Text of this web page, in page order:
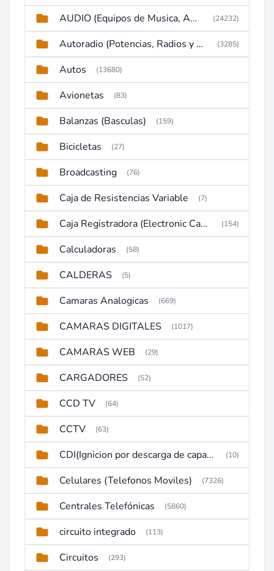
AUDIO (Equipos de Musica, Amplificadores, Reproductores, Etc) (24232)
Autoradio (Potencias, Radios y DVD) (3285)
Autos (13680)
Avionetas (83)
Balanzas (Basculas) (159)
Bicicletas (27)
Broadcasting (76)
Caja de Resistencias Variable (7)
Caja Registradora (Electronic Cash Register) (154)
Calculadoras (58)
CALDERAS (5)
Camaras Analogicas (669)
CAMARAS DIGITALES (1017)
CAMARAS WEB (29)
CARGADORES (52)
CCD TV (64)
CCTV (63)
CDI(Ignicion por descarga de capacitor) (10)
Celulares (Telefonos Moviles) (7326)
Centrales Telefónicas (5860)
circuito integrado (113)
Circuitos (293)